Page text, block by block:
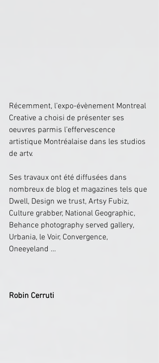
Récemment, l’expo-évènement Montreal
Creative a choisi de présenter ses
oeuvres parmis l’effervescence
artistique Montréalaise dans les studios
de artv.
Ses travaux ont été diffusées dans
nombreux de blog et magazines tels que
Dwell, Design we trust, Artsy Fubiz,
Culture grabber, National Geographic,
Behance photography served gallery,
Urbania, le Voir, Convergence,
Oneeyeland …
Robin Cerruti